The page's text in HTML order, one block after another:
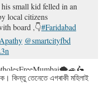
small kid felled in an
local citizens
board ,👇#Faridabad
@smartcityfbd
27, 2021
কিন্তু তেনেতে এগৰাকী মহিলাই